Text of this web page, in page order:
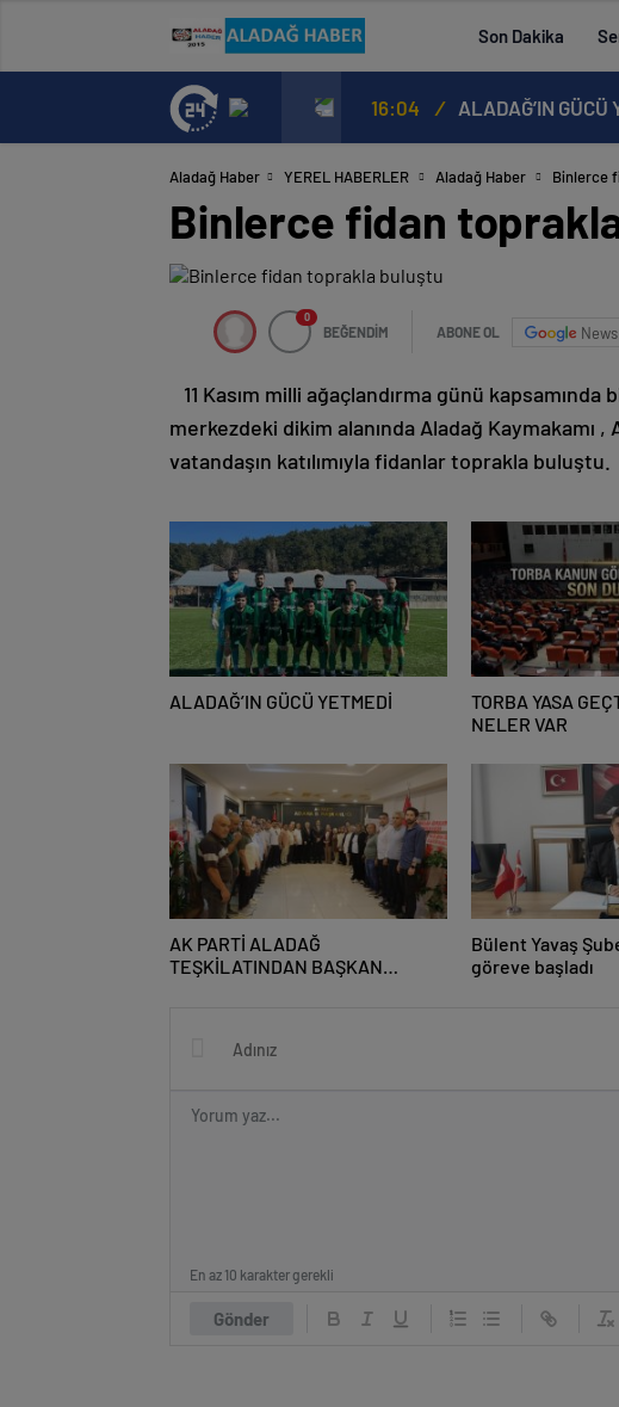
Son Dakika
03:59 / TORBA YASA
Aladağ Haber YEREL HABERLER Aladağ Haber Binlerce
Binlerce fidan
0
BEĞENDİM ABONE OL News
11 Kasım milli ağaçlandırma günü
merkezdeki dikim alanında Aladağ Kaymakamı
vatandaşın katılımıyla fidanlar toprakla buluştu.
ALADAĞ’IN GÜCÜ YETMEDİ
TORBA YASA
NELER VAR
AK PARTİ ALADAĞ
TEŞKİLATINDAN BAŞKAN
Bülent Yavaş
göreve başladı
Gönder
En az 10 karakter gerekli